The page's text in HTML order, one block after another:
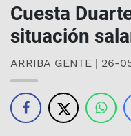
Cuesta
situación
ARRIBA GENTE | 26-